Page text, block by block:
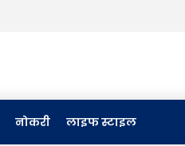
नोकरी लाइफ स्टाइल